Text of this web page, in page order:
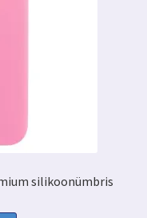
silikoonümbris